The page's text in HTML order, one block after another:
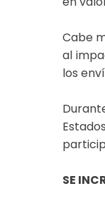
Cabe
al
los
SE